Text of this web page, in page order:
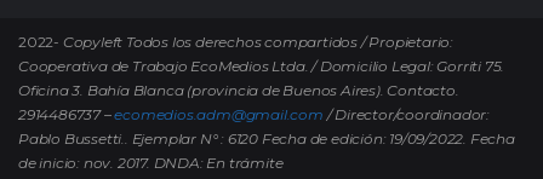
2022- Copyleft Todos los derechos compartidos / Propietario:
Cooperativa de Trabajo EcoMedios Ltda. / Domicilio Legal: Gorriti 75.
Oficina 3. Bahía Blanca (provincia de Buenos Aires). Contacto.
2914486737 –ecomedios.adm@gmail.com / Director/coordinador:
Pablo Bussetti.. Ejemplar N° : 6120 Fecha de edición: 19/09/2022. Fecha
de inicio: nov. 2017. DNDA: En trámite